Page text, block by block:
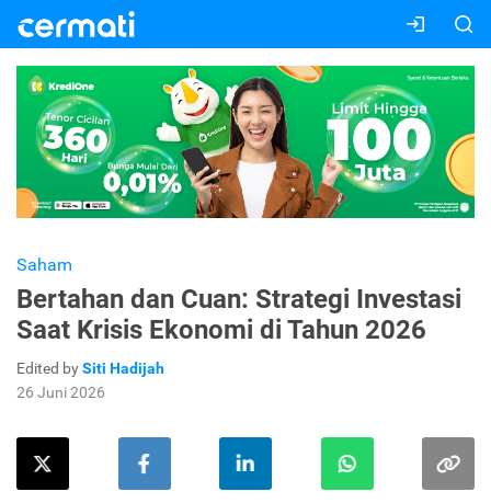
Saham
Bertahan dan Cuan: Strategi Investasi
Saat Krisis Ekonomi di Tahun 2026
Edited bySiti Hadijah
26 Juni 2026